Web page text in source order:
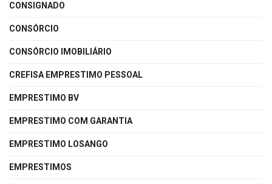
CONSIGNADO
CONSÓRCIO
CONSÓRCIO IMOBILIÁRIO
CREFISA EMPRESTIMO PESSOAL
EMPRESTIMO BV
EMPRESTIMO COM GARANTIA
EMPRESTIMO LOSANGO
EMPRESTIMOS